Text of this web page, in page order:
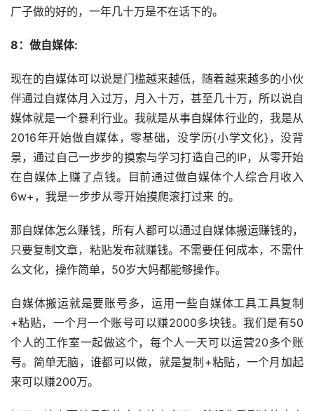
厂子做的好的，一年几十万是不在话下的。
8：做自媒体:
现在的自媒体可以说是门槛越来越低，随着越来越多的小伙
伴通过自媒体月入过万，月入十万，甚至几十万，所以说自
媒体就是一个暴利行业。我就是从事自媒体行业的，我是从
2016年开始做自媒体，零基础，没学历{小学文化}，没背
景，通过自己一步步的摸索与学习打造自己的IP，从零开始
在自媒体上赚了点钱。目前通过做自媒体个人综合月收入
6w+，我是一步步从零开始摸爬滚打过来 的。
那自媒体怎么赚钱，所有人都可以通过自媒体搬运赚钱的，
只要复制文章，粘贴发布就赚钱。不需要任何成本，不需什
么文化，操作简单，50岁大妈都能够操作。
自媒体搬运就是要账号多，运用一些自媒体工具工具复制
+粘贴，一个月一个账号可以赚2000多块钱。我们是有50
个人的工作室一起做这个，每个人一天可以运营20多个账
号。简单无脑，谁都可以做，就是复制+粘贴，一个月加起
来可以赚200万。